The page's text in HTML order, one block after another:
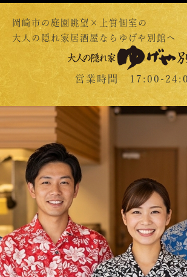
岡崎市の庭園眺望×上質個室の
大人の隠れ家居酒屋ならゆげや別館へ
営業時間 17:00-